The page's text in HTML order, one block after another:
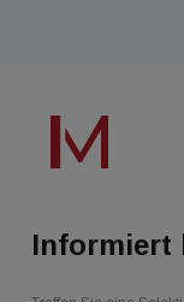
Informiert